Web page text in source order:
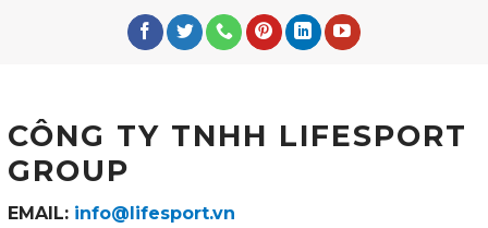
CÔNG TY TNHH LIFESPORT
GROUP
EMAIL: info@lifesport.vn